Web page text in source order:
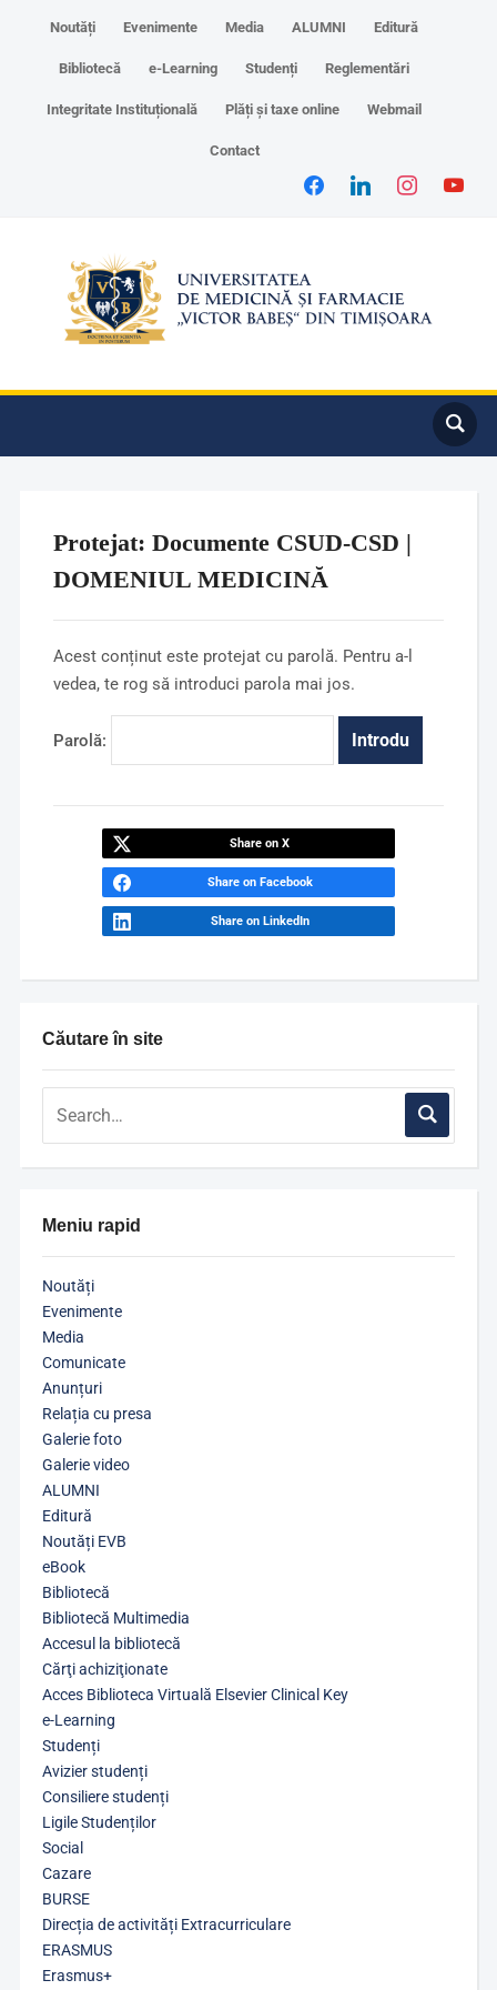
Noutăți Evenimente Media ALUMNI Editură
Bibliotecă e-Learning Studenți Reglementări
Integritate Instituțională Plăți și taxe online Webmail
Contact
Căutare în site
Meniu rapid
Noutăți
Evenimente
Media
Comunicate
Anunțuri
Relația cu presa
Galerie foto
Galerie video
ALUMNI
Editură
Noutăți EVB
eBook
Bibliotecă
Bibliotecă Multimedia
Accesul la bibliotecă
Cărţi achiziţionate
Acces Biblioteca Virtuală Elsevier Clinical Key
e-Learning
Studenți
Avizier studenți
Consiliere studenți
Ligile Studenților
Social
Cazare
BURSE
Direcția de activități Extracurriculare
ERASMUS
Erasmus+
Protejat: Documente CSUD-CSD |
DOMENIUL MEDICINĂ
Acest conținut este protejat cu parolă. Pentru a-l
vedea, te rog să introduci parola mai jos.
Parolă:
Share on X
Share on Facebook
Share on LinkedIn